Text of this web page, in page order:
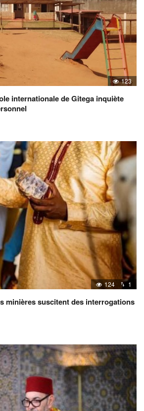
123
internationale de Gitega inquiète
124 1
minières suscitent des interrogations